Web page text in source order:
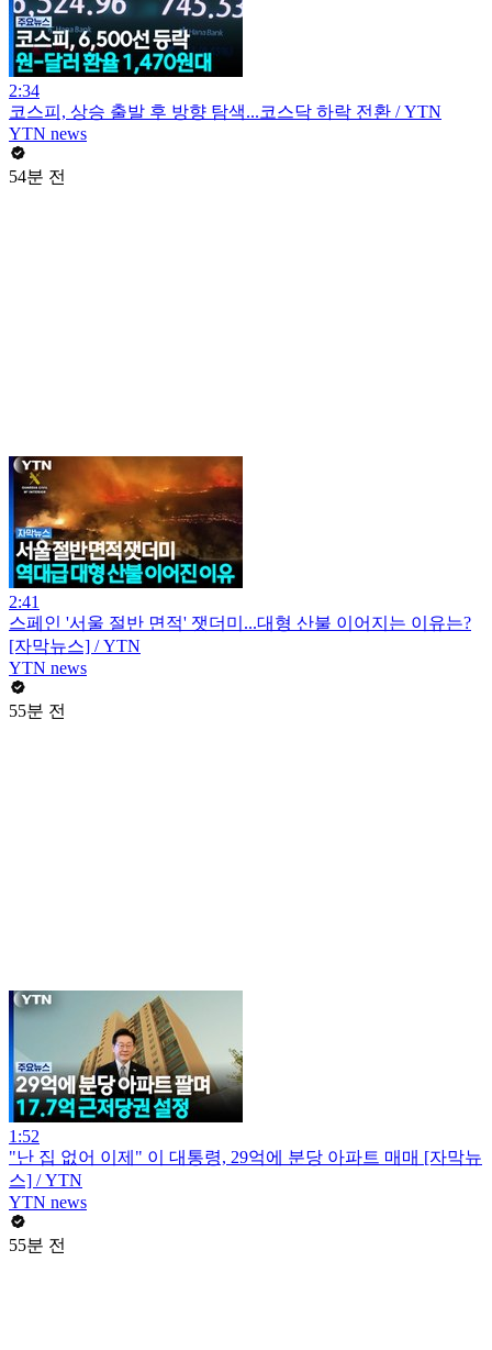
2:34
코스피, 상승 출발 후 방향 탐색...코스닥 하락 전환 / YTN
YTN news
54분 전
2:41
스페인 '서울 절반 면적' 잿더미...대형 산불 이어지는 이유는?
[자막뉴스] / YTN
YTN news
55분 전
1:52
"난 집 없어 이제" 이 대통령, 29억에 분당 아파트 매매 [자막뉴
스] / YTN
YTN news
55분 전